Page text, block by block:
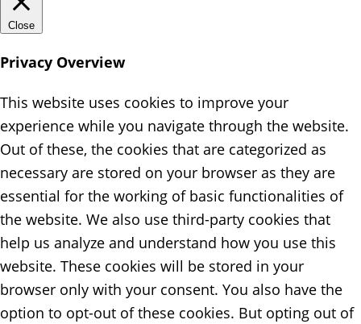
Close
Privacy Overview
This website uses cookies to improve your
experience while you navigate through the website.
Out of these, the cookies that are categorized as
necessary are stored on your browser as they are
essential for the working of basic functionalities of
the website. We also use third-party cookies that
help us analyze and understand how you use this
website. These cookies will be stored in your
browser only with your consent. You also have the
option to opt-out of these cookies. But opting out of